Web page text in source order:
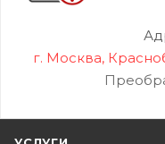
г. Москва,